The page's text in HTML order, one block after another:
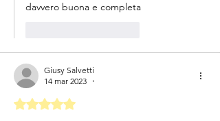
davvero buona e completa
Giusy Salvetti
14 mar 2023
•
Valutazione 5 stelle su 5.